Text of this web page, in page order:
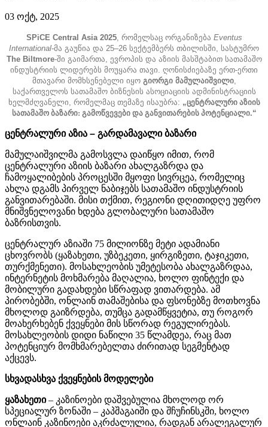
03 ოქტ, 2025
SPiCE Central Asia 2025, რომელსაც ორგანიზება Eventus
International-მა გაუწია და 25–26 სექტემბერს თბილისში, სასტუმრო
The Biltmore-ში გაიმართა, ევროპის და აზიის მასშტაბით სათამაშო
ინდუსტრიის ლიდერებს მოუყარა თავი. ღონისძიებაზე ერთ-ერთი
მთავარი მომხსენებელი იყო გიორგი მამულაიშვილი,
საქართველოს სათამაშო ბიზნესის ასოციაციის ადმინისტრაციის
ხელმძღვანელი, რომელმაც თემაზე ისაუბრა: „ცენტრალური აზიის
სათამაშო ბაზარი: გამოწვევები და განვითარების პოტენციალი.“
ცენტრალური აზია – გარდამავალი ბაზარი
მამულაიშვილმა გამოსვლა დაიწყო იმით, რომ
ცენტრალური აზიის ბაზარი ახალგაზრდა და
ჩამოყალიბების პროცესში მყოფი სივრცეა, რომელიც
ახლა დგამს პირველ ნაბიჯებს სათამაშო ინდუსტრიის
განვითარებაში. მისი თქმით, რეგიონი დღითიდღე უფრო
მნიშვნელოვანი ხდება გლობალური სათამაშო
ბაზრისთვის.
ცენტრალურ აზიაში 75 მილიონზე მეტი ადამიანი
ცხოვრობს (ყაზახეთი, უზბეკეთი, ყირგიზეთი, ტაჯიკეთი,
თურქმენეთი). მოსახლეობის უმეტესობა ახალგაზრდაა,
ინტერნეტის მოხმარება მაღალია, ხოლო ფინტექი და
მობილური გადახდები სწრაფად ვითარდება. ამ
პირობებში, ონლაინ თამაშებისა და ფსონებზე მოთხოვნა
მხოლოდ გაიზრდება, თუმცა გადამწყვეტია, თუ როგორ
მოახერხებენ ქვეყნები მის სწორად რეგულირებას.
მოსახლეობის დიდი ნაწილი 35 წლამდეა, რაც მათ
პოტენციურ მომხმარებელთა ძირითად სეგმენტად
აქცევს.
სხვადასხვა ქვეყნების მოდელები
ყაზახეთი– კაზინოები დაშვებულია მხოლოდ ორ
სპეციალურ ზონაში – კაპშაგაიში და შჩუჩინსკში, ხოლო
ონლაინ კაზინოები აკრძალულია, რადგან არალეგალურ